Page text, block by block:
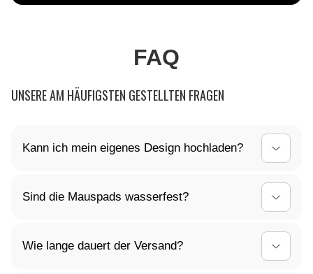
FAQ
UNSERE AM HÄUFIGSTEN GESTELLTEN FRAGEN
Kann ich mein eigenes Design hochladen?
Vorstellungen gestalten! Lade dein individuelles
Design einfach hoch, und wir kümmern uns um den
Sind die Mauspads wasserfest?
wasserabweisend. Kleine Verschüttungen können
einfach abgewischt werden, sodass dein Mauspad
Wie lange dauert der Versand?